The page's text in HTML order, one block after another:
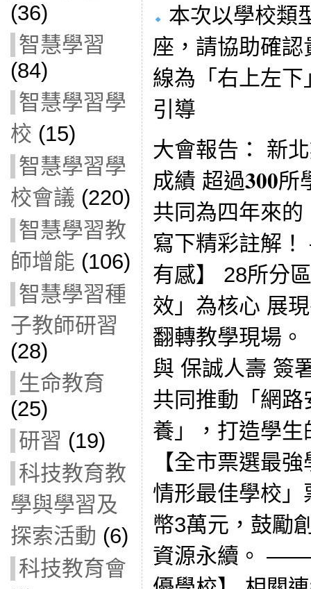
(36)
智慧學習
(84)
智慧學習學
校 (15)
智慧學習學
校會議 (220)
智慧學習教
師增能 (106)
智慧學習種
子教師研習
(28)
生命教育
(25)
研習 (19)
科技教育教
學與學習及
探索活動 (6)
科技教育會
本次以學校類
座，請協助確
線為「右上左
引導
大會報告： 新
成績 超過𝟑𝟎𝟎所
共同為四年來
寫下精彩註解
有感】 28所分
效」為核心 展
翻轉教學現場
與 保誠人壽 簽
共同推動「網
養」，打造學
【全市票選最
情形最佳學校
幣3萬元，鼓勵
資源永續。